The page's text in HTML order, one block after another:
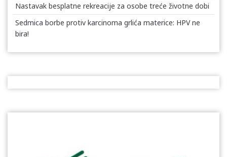
Nastavak besplatne rekreacije za osobe treće životne dobi
Sedmica borbe protiv karcinoma grlića materice: HPV ne
bira!